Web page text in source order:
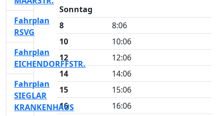
Sonntag
8
8:06
10
10:06
12
12:06
14
14:06
15
15:06
16
16:06
Fahrplan
RSVG
Fahrplan
EICHENDORFFSTR.
Fahrplan
SIEGLAR
KRANKENHAUS